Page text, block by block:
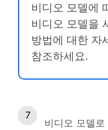
비디오 모델에
비디오 모델을
방법에 대한 자
참조하세요.
비디오 모델로